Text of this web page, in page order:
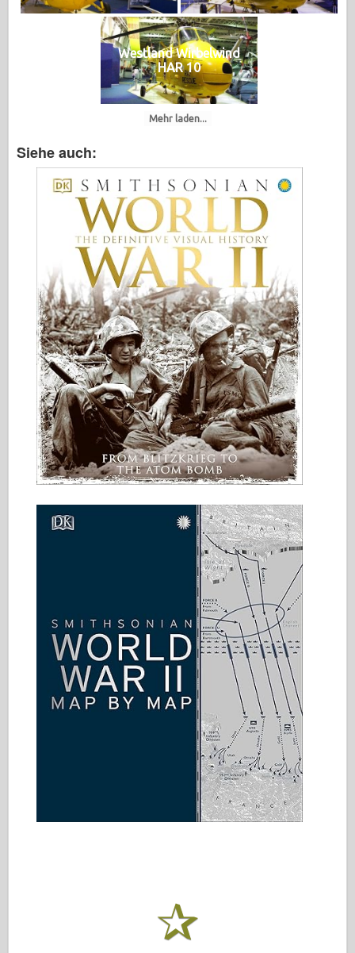
Westland Wirbelwind
HAR 10
Mehr laden...
Siehe auch: